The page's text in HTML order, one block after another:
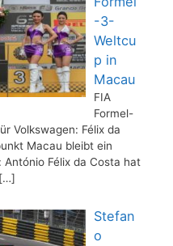
-3-
Weltcu
p in
Macau
FIA
Formel-
Volkswagen: Félix da
Macau bleibt ein
Félix da Costa hat
[…]
Stefan
o